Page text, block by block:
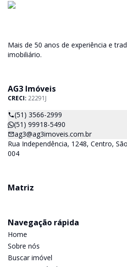
Mais de 50 anos de experiência e
imobiliário.
AG3 Imóveis
CRECI: 22291J
(51) 3566-2999
(51) 99918-5490
ag3@ag3imoveis.com.br
Rua Independência, 1248, Centro,
004
Matriz
Navegação rápida
Home
Sobre nós
Buscar imóvel